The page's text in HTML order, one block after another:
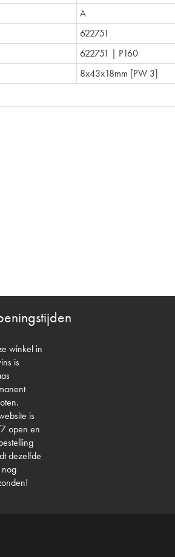
A
622751
622751 | P160
8x43x18mm [PW 3]
winkel in
is
is
open en
dezelfde